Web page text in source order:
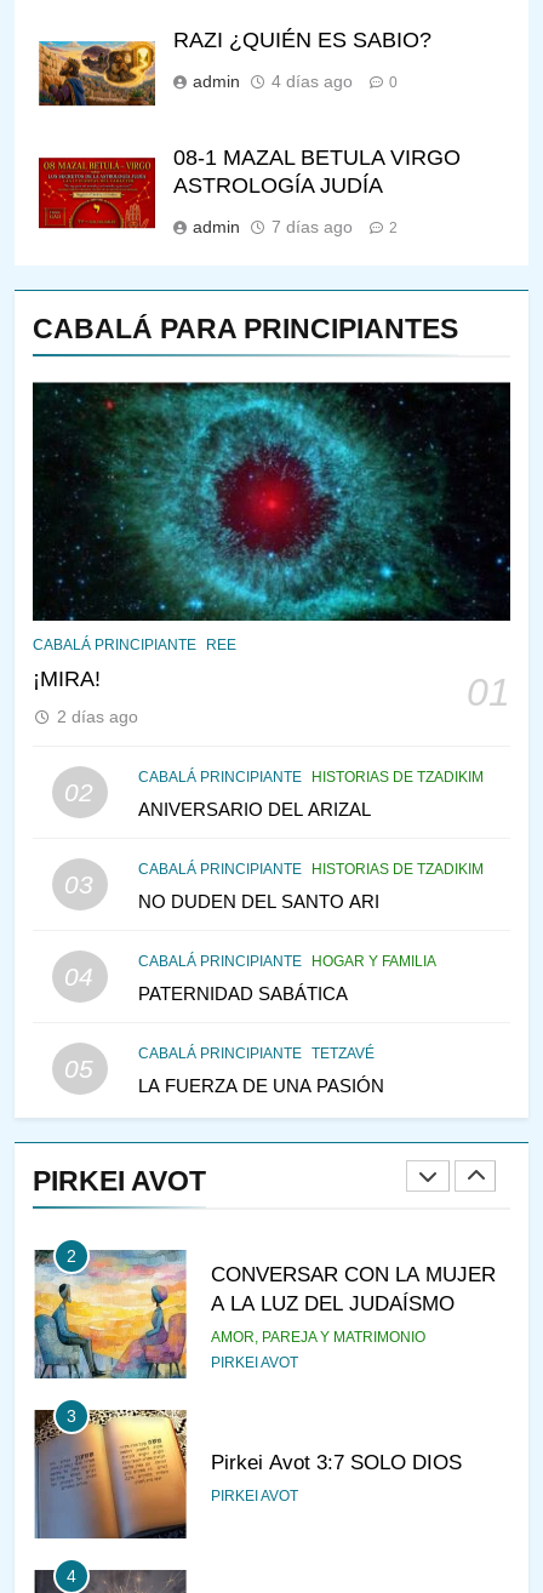
CABALÁ PARA PRINCIPIANTES
CABALÁ PRINCIPIANTE REE
¡MIRA! 01
2 días ago
02
CABALÁ PRINCIPIANTE HISTORIAS DE TZADIKIM
ANIVERSARIO DEL ARIZAL
03
CABALÁ PRINCIPIANTE HISTORIAS DE TZADIKIM
NO DUDEN DEL SANTO ARI
04
CABALÁ PRINCIPIANTE HOGAR Y FAMILIA
PATERNIDAD SABÁTICA
05
CABALÁ PRINCIPIANTE TETZAVÉ
LA FUERZA DE UNA PASIÓN
PIRKEI AVOT
¿QUIÉN ES SABIO? EL QUE
VE LO QUE VA A NACER
PENSAMIENTO JUDÍO PIRKEI AVOT
145
LA RECONSTRUCCIÓN DEL
TEMPLO Y LA ALEGRÍA EN
MEDIO DE LA TRISTEZA
MES DE MENAJEM AV
PENSAMIENTO JUDÍO
1
2
CONVERSAR CON LA MUJER
A LA LUZ DEL JUDAÍSMO
3
Pirkei Avot 3:7 SOLO DIOS
4
RAZI ¿QUIÉN ES SABIO?
admin 4 días ago 0
08-1 MAZAL BETULA VIRGO
ASTROLOGÍA JUDÍA
admin 7 días ago 2